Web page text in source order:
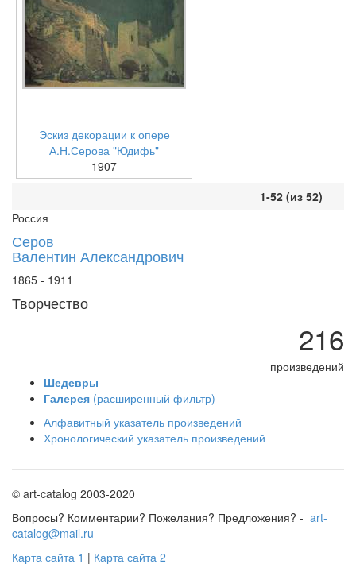
Эскиз декорации к опере
А.Н.Серова "Юдифь"
1907
1-52 (из 52)
Россия
Серов
Валентин Александрович
1865 - 1911
Творчество
216
произведений
Шедевры
Галерея (расширенный фильтр)
Алфавитный указатель произведений
Хронологический указатель произведений
© art-catalog 2003-2020
Вопросы? Комментарии? Пожелания? Предложения? - art-
catalog@mail.ru
Карта сайта 1 | Карта сайта 2